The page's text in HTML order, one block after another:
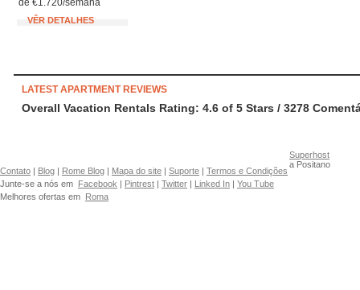
de €1.720/semana
VÊR DETALHES
LATEST APARTMENT REVIEWS
Overall Vacation Rentals Rating: 4.6 of 5 Stars / 3278
Contato | Blog | Rome Blog | Mapa do site | Suporte | Termos e Condições
Junte-se a nós em Facebook | Pintrest | Twitter | Linked In | You Tube
Melhores ofertas em Roma
Superhost
a Positano